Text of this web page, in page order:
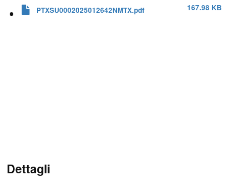
Dettagli
PTXSU0002025012642NMTX.pdf 167.98 KB